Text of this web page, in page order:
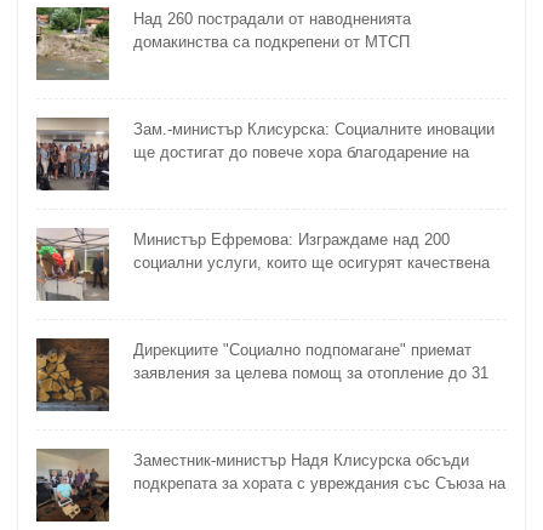
Над 260 пострадали от наводненията
домакинства са подкрепени от МТСП
Зам.-министър Клисурска: Социалните иновации
ще достигат до повече хора благодарение на
Министър Ефремова: Изграждаме над 200
социални услуги, които ще осигурят качествена
Дирекциите "Социално подпомагане" приемат
заявления за целева помощ за отопление до 31
Заместник-министър Надя Клисурска обсъди
подкрепата за хората с увреждания със Съюза на